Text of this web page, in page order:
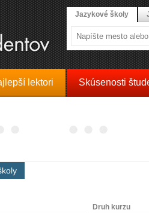
lektori Skúsenosti
Druh kurzu
Jazykové školy